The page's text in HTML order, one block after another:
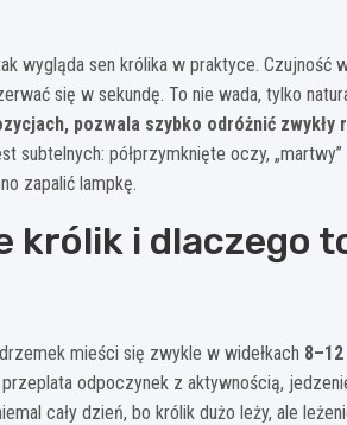
wygląda sen królika w praktyce. Czujność
się w sekundę. To nie wada, tylko
pozwala szybko odróżnić
subtelnych: półprzymknięte oczy,
zapalić lampkę.
królik i dlaczego
mieści się zwykle w widełkach
przeplata odpoczynek z aktywnością,
cały dzień, bo królik dużo leży, ale